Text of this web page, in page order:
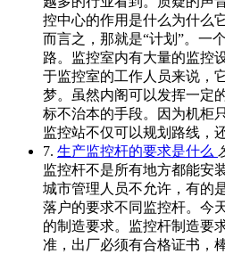
控中心的作用是什么为什么
而言之，那就是“计划”。一
路。监控室内有大量的监控
于监控室的工作人员来说，
梦。虽然内阁可以发挥一定
标不治本的手段。因为机柜
监控站不仅可以规划路线，
7. 生产监控杆的要求是什么
监控杆不是所有地方都能安
城市管理人员不允许，有的
落户的要求不同监控杆。今
的制造要求。监控杆制造要
准，出厂必须有合格证书，